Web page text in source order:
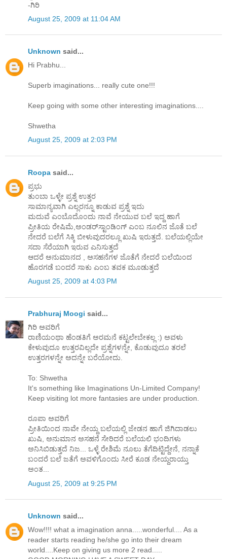
-ಗಿರಿ
August 25, 2009 at 11:04 AM
Unknown said...
Hi Prabhu...
Superb imaginations... really cute one!!!
Keep going with some other interesting imaginations....
Shwetha
August 25, 2009 at 2:03 PM
Roopa said...
ಪ್ರಭು
ತುಂಬಾ ಒಳ್ಳೇ ಪ್ರಶ್ನೆ ಉತ್ತರ
ಸಾಮಾನ್ಯವಾಗಿ ಎಲ್ಲರನ್ನೂ ಕಾಡುವ ಪ್ರಶ್ನೆ ಇದು
ಮದುವೆ ಎಂಬೊದೊಂದು ನಾವೆ ನೇಯುವ ಬಲೆ ಇದ್ದ ಹಾಗೆ
ಪ್ರೀತಿಯ ರೇಷಿಮೆ,ಅಂಡರ್‌ಸ್ಟಾಂಡಿಂಗ್ ಎಂಬ ನೂಲಿನ ಜೊತೆ ಬಲೆ
ನೇದರೆ ಬಲೆಗೆ ಸಿಕ್ಕಿ ಬೀಳುವುದರಲ್ಲೂ ಖುಷಿ ಇರುತ್ತದೆ. ಬಲೆಯಲ್ಲಿಯೇ
ಸದಾ ಸೆರೆಯಾಗಿ ಇರುವ ಎನಿಸುತ್ತದೆ
ಆದರೆ ಅನುಮಾನದ , ಅಸಹನೆಗಳ ಜೊತೆಗೆ ನೇದರೆ ಬಲೆಯಿಂದ
ಹೊರಗಡೆ ಬಂದರೆ ಸಾಕು ಎಂಬ ತವಕ ಮೂಡುತ್ತದೆ
August 25, 2009 at 4:03 PM
Prabhuraj Moogi said...
ಗಿರಿ ಅವರಿಗೆ
ರಾಣಿಯಂಥಾ ಹೆಂಡತಿಗೆ ಅರಮನೆ ಕಟ್ಟಲೇಬೇಕಲ್ಲ :) ಅವಳು
ಕೇಳುವುದೂ ಉತ್ತರವಿಲ್ಲದೇ ಪ್ರಶ್ನೆಗಳನ್ನೇ, ಕೊಡುವುದೂ ತರಲೆ
ಉತ್ತರಗಳನ್ನೇ ಅದನ್ನೇ ಬರೆಯೋದು.
To: Shwetha
It's something like Imaginations Un-Limited Company!
Keep visiting lot more fantasies are under production.
ರೂಪಾ ಅವರಿಗೆ
ಪ್ರೀತಿಯಿಂದ ನಾವೇ ನೇಯ್ದ ಬಲೆಯಲ್ಲಿ ಜೇಡನ ಹಾಗೆ ಜಿಗಿದಾಡಲು
ಖುಷಿ, ಅನುಮಾನ ಅಸಹನೆ ಸೇರಿದರೆ ಬಲೆಯಲಿ ಭಂದಿಗಳು
ಅನಿಸಿಬಿಡುತ್ತದೆ ನಿಜ... ಒಳ್ಳೆ ರೇಶಿಮೆ ನೂಲು ತೆಗೆದಿಟ್ಟಿದ್ದೇನೆ, ನನ್ನಾಕೆ
ಬಂದರೆ ಬಲೆ ಜತೆಗೆ ಅವಳಿಗೊಂದು ಸೀರೆ ಕೂಡ ನೇಯ್ದರಾಯ್ತು
ಅಂತ...
August 25, 2009 at 9:25 PM
Unknown said...
Wow!!!! what a imagination anna.....wonderful.... As a
reader starts reading he/she go into their dream
world....Keep on giving us more 2 read.....